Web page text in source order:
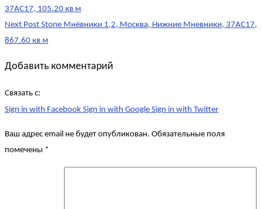
navigation
37АС17, 105.20 кв м
Next Post Stone Мнёвники 1,2, Москва, Нижние Мневники, 37АС17,
867.60 кв м
Добавить комментарий
Связать с:
Sign in with Facebook Sign in with Google Sign in with Twitter
Ваш адрес email не будет опубликован. Обязательные поля
помечены *